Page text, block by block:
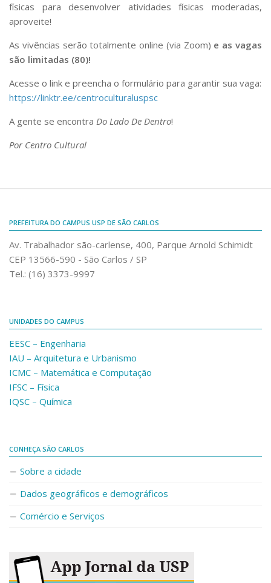
físicas para desenvolver atividades físicas moderadas,
aproveite!
As vivências serão totalmente online (via Zoom) e as vagas
são limitadas (80)!
Acesse o link e preencha o formulário para garantir sua vaga:
https://linktr.ee/centroculturaluspsc
A gente se encontra Do Lado De Dentro!
Por Centro Cultural
PREFEITURA DO CAMPUS USP DE SÃO CARLOS
Av. Trabalhador são-carlense, 400, Parque Arnold Schimidt
CEP 13566-590 - São Carlos / SP
Tel.: (16) 3373-9997
UNIDADES DO CAMPUS
EESC – Engenharia
IAU – Arquitetura e Urbanismo
ICMC – Matemática e Computação
IFSC – Física
IQSC – Química
CONHEÇA SÃO CARLOS
Sobre a cidade
Dados geográficos e demográficos
Comércio e Serviços